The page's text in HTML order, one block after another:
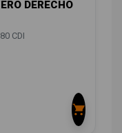
DERECHO
CDI